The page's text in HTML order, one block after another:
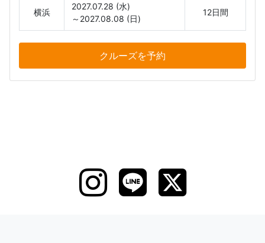
横浜
2027.07.28 (水)
～2027.08.08 (日)
12日間
クルーズを予約